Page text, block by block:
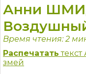
Анни
Время чтения: 2
Распечатать
змей